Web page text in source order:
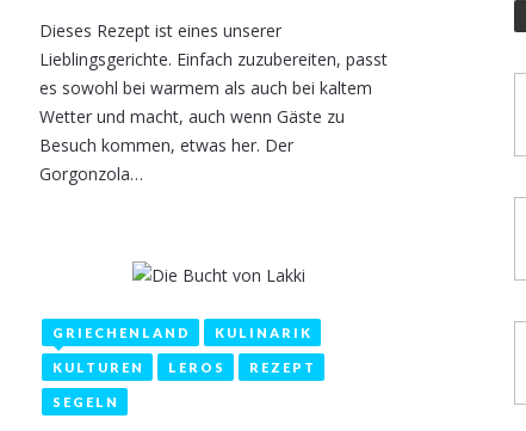
Dieses Rezept ist eines unserer
Lieblingsgerichte. Einfach zuzubereiten, passt
es sowohl bei warmem als auch bei kaltem
Wetter und macht, auch wenn Gäste zu
Besuch kommen, etwas her. Der
Gorgonzola…
8. Februar 2022 2
GRIECHENLAND KULINARIK
KULTUREN LEROS REZEPT
SEGELN